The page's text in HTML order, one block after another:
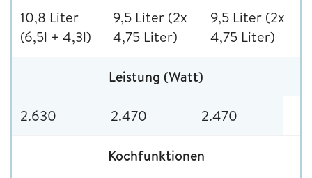
10,8 Liter
(6,5l + 4,3l)
9,5 Liter (2x
4,75 Liter)
9,5 Liter (2x
4,75 Liter)
Leistung (Watt)
2.630 2.470 2.470
Kochfunktionen